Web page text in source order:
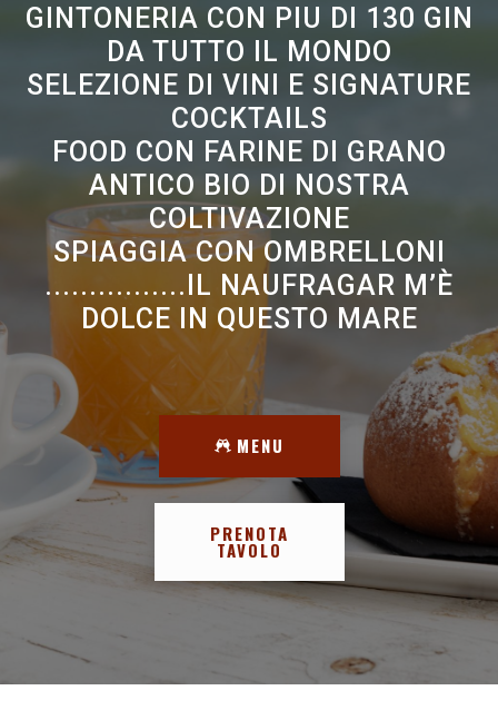
GINTONERIA CON PIU DI 130 GIN
DA TUTTO IL MONDO
SELEZIONE DI VINI E SIGNATURE
COCKTAILS
FOOD CON FARINE DI GRANO
ANTICO BIO DI NOSTRA
COLTIVAZIONE
SPIAGGIA CON OMBRELLONI
................IL NAUFRAGAR M’È
DOLCE IN QUESTO MARE
MENU
PRENOTA
TAVOLO